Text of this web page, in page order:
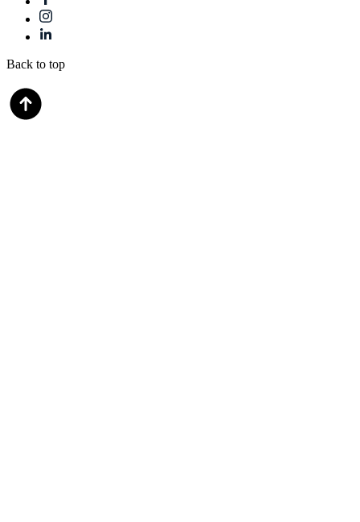
Back to top